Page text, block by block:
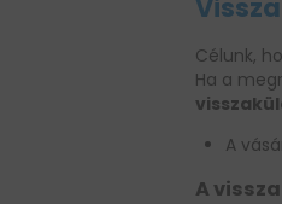
Célunk,
Ha a
A
A